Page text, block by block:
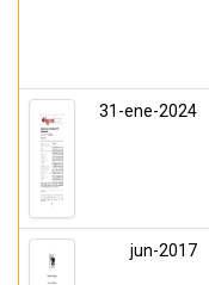
31-ene-2024
jun-2017